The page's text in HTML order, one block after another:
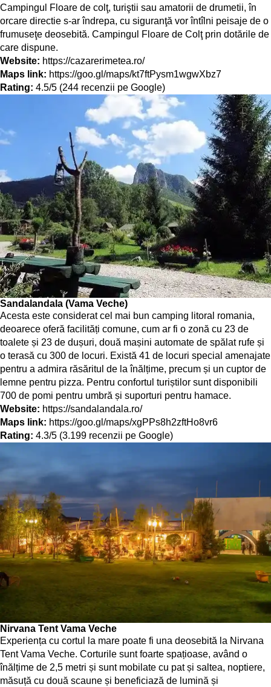
Campingul Floare de colţ, turiştii sau amatorii de drumetii, în
orcare directie s-ar îndrepa, cu siguranţă vor întîlni peisaje de o
frumuseţe deosebită. Campingul Floare de Colţ prin dotările de
care dispune.
Website: https://cazarerimetea.ro/
Maps link: https://goo.gl/maps/kt7ftPysm1wgwXbz7
Rating: 4.5/5 (244 recenzii pe Google)
Sandalandala (Vama Veche)
Acesta este considerat cel mai bun camping litoral romania,
deoarece oferă facilități comune, cum ar fi o zonă cu 23 de
toalete și 23 de dușuri, două mașini automate de spălat rufe și
o terasă cu 300 de locuri. Există 41 de locuri special amenajate
pentru a admira răsăritul de la înălțime, precum și un cuptor de
lemne pentru pizza. Pentru confortul turiștilor sunt disponibili
700 de pomi pentru umbră și suporturi pentru hamace.
Website: https://sandalandala.ro/
Maps link: https://goo.gl/maps/xgPPs8h2zftHo8vr6
Rating: 4.3/5 (3.199 recenzii pe Google)
Nirvana Tent Vama Veche
Experiența cu cortul la mare poate fi una deosebită la Nirvana
Tent Vama Veche. Corturile sunt foarte spațioase, având o
înălțime de 2,5 metri și sunt mobilate cu pat și saltea, noptiere,
măsuță cu două scaune și beneficiază de lumină și